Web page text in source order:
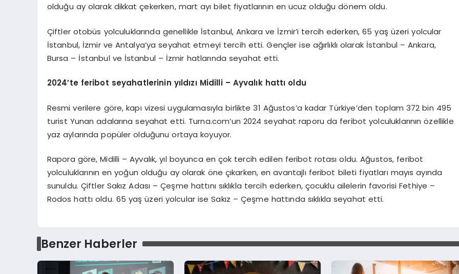
olduğu ay olarak dikkat çekerken, mart ayı bilet fiyatlarının en ucuz olduğu dönem oldu.
Çiftler otobüs yolculuklarında genellikle İstanbul, Ankara ve İzmir’i tercih ederken, 65 yaş üzeri yolcular
İstanbul, İzmir ve Antalya’ya seyahat etmeyi tercih etti. Gençler ise ağırlıklı olarak İstanbul – Ankara,
Bursa – İstanbul ve İstanbul – İzmir hatlarında seyahat etti.
2024’te feribot seyahatlerinin yıldızı Midilli – Ayvalık hattı oldu
Resmi verilere göre, kapı vizesi uygulamasıyla birlikte 31 Ağustos’a kadar Türkiye’den toplam 372 bin 495
turist Yunan adalarına seyahat etti. Turna.com’un 2024 seyahat raporu da feribot yolculuklarının özellikle
yaz aylarında popüler olduğunu ortaya koyuyor.
Rapora göre, Midilli – Ayvalık, yıl boyunca en çok tercih edilen feribot rotası oldu. Ağustos, feribot
yolculuklarının en yoğun olduğu ay olarak öne çıkarken, en avantajlı feribot bileti fiyatları mayıs ayında
sunuldu. Çiftler Sakız Adası – Çeşme hattını sıklıkla tercih ederken, çocuklu ailelerin favorisi Fethiye –
Rodos hattı oldu. 65 yaş üzeri yolcular ise Sakız – Çeşme hattında sıklıkla seyahat etti.
Benzer Haberler